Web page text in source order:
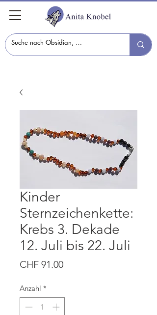
Kinder
Sternzeichenkette:
Krebs 3. Dekade
12. Juli bis 22. Juli
CHF 91.00Preis
Anzahl *